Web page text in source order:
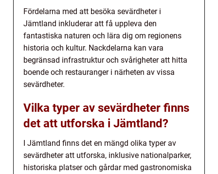
Fördelarna med att besöka sevärdheter i
Jämtland inkluderar att få uppleva den
fantastiska naturen och lära dig om regionens
historia och kultur. Nackdelarna kan vara
begränsad infrastruktur och svårigheter att hitta
boende och restauranger i närheten av vissa
sevärdheter.
Vilka typer av sevärdheter finns
det att utforska i Jämtland?
I Jämtland finns det en mängd olika typer av
sevärdheter att utforska, inklusive nationalparker,
historiska platser och gårdar med gastronomiska